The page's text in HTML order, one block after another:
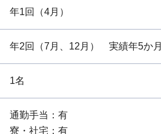
年1回（4月）
年2回（7月、12月） 実績年5か月
1名
通勤手当：有
寮・社宅：有